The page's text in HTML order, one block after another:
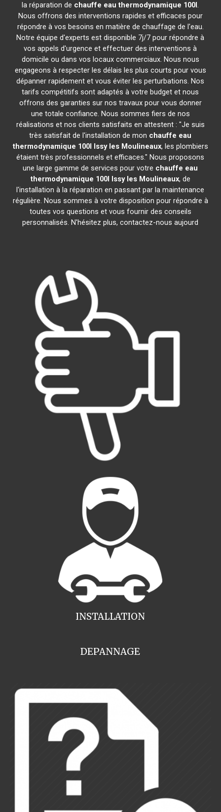
la réparation de chauffe eau thermodynamique 100l.
Nous offrons des interventions rapides et efficaces pour
répondre à vos besoins en matière de chauffage de l'eau.
Notre équipe d'experts est disponible 7j/7 pour répondre à
vos appels d'urgence et effectuer des interventions à
domicile ou dans vos locaux commerciaux. Nous nous
engageons à respecter les délais les plus courts pour vous
dépanner rapidement et vous éviter les perturbations. Nos
tarifs compétitifs sont adaptés à votre budget et nous
offrons des garanties sur nos travaux pour vous donner
une totale confiance. Nous sommes fiers de nos
réalisations et nos clients satisfaits en attestent : "Je suis
très satisfait de l'installation de mon chauffe eau
thermodynamique 100l Issy les Moulineaux, les plombiers
étaient très professionnels et efficaces." Nous proposons
une large gamme de services pour votre chauffe eau
thermodynamique 100l Issy les Moulineaux, de
l'installation à la réparation en passant par la maintenance
régulière. Nous sommes à votre disposition pour répondre à
toutes vos questions et vous fournir des conseils
personnalisés. N'hésitez plus, contactez-nous aujourd
INSTALLATION
DEPANNAGE